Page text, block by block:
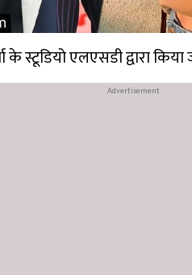
के स्टूडियो एलएसडी द्वारा किया